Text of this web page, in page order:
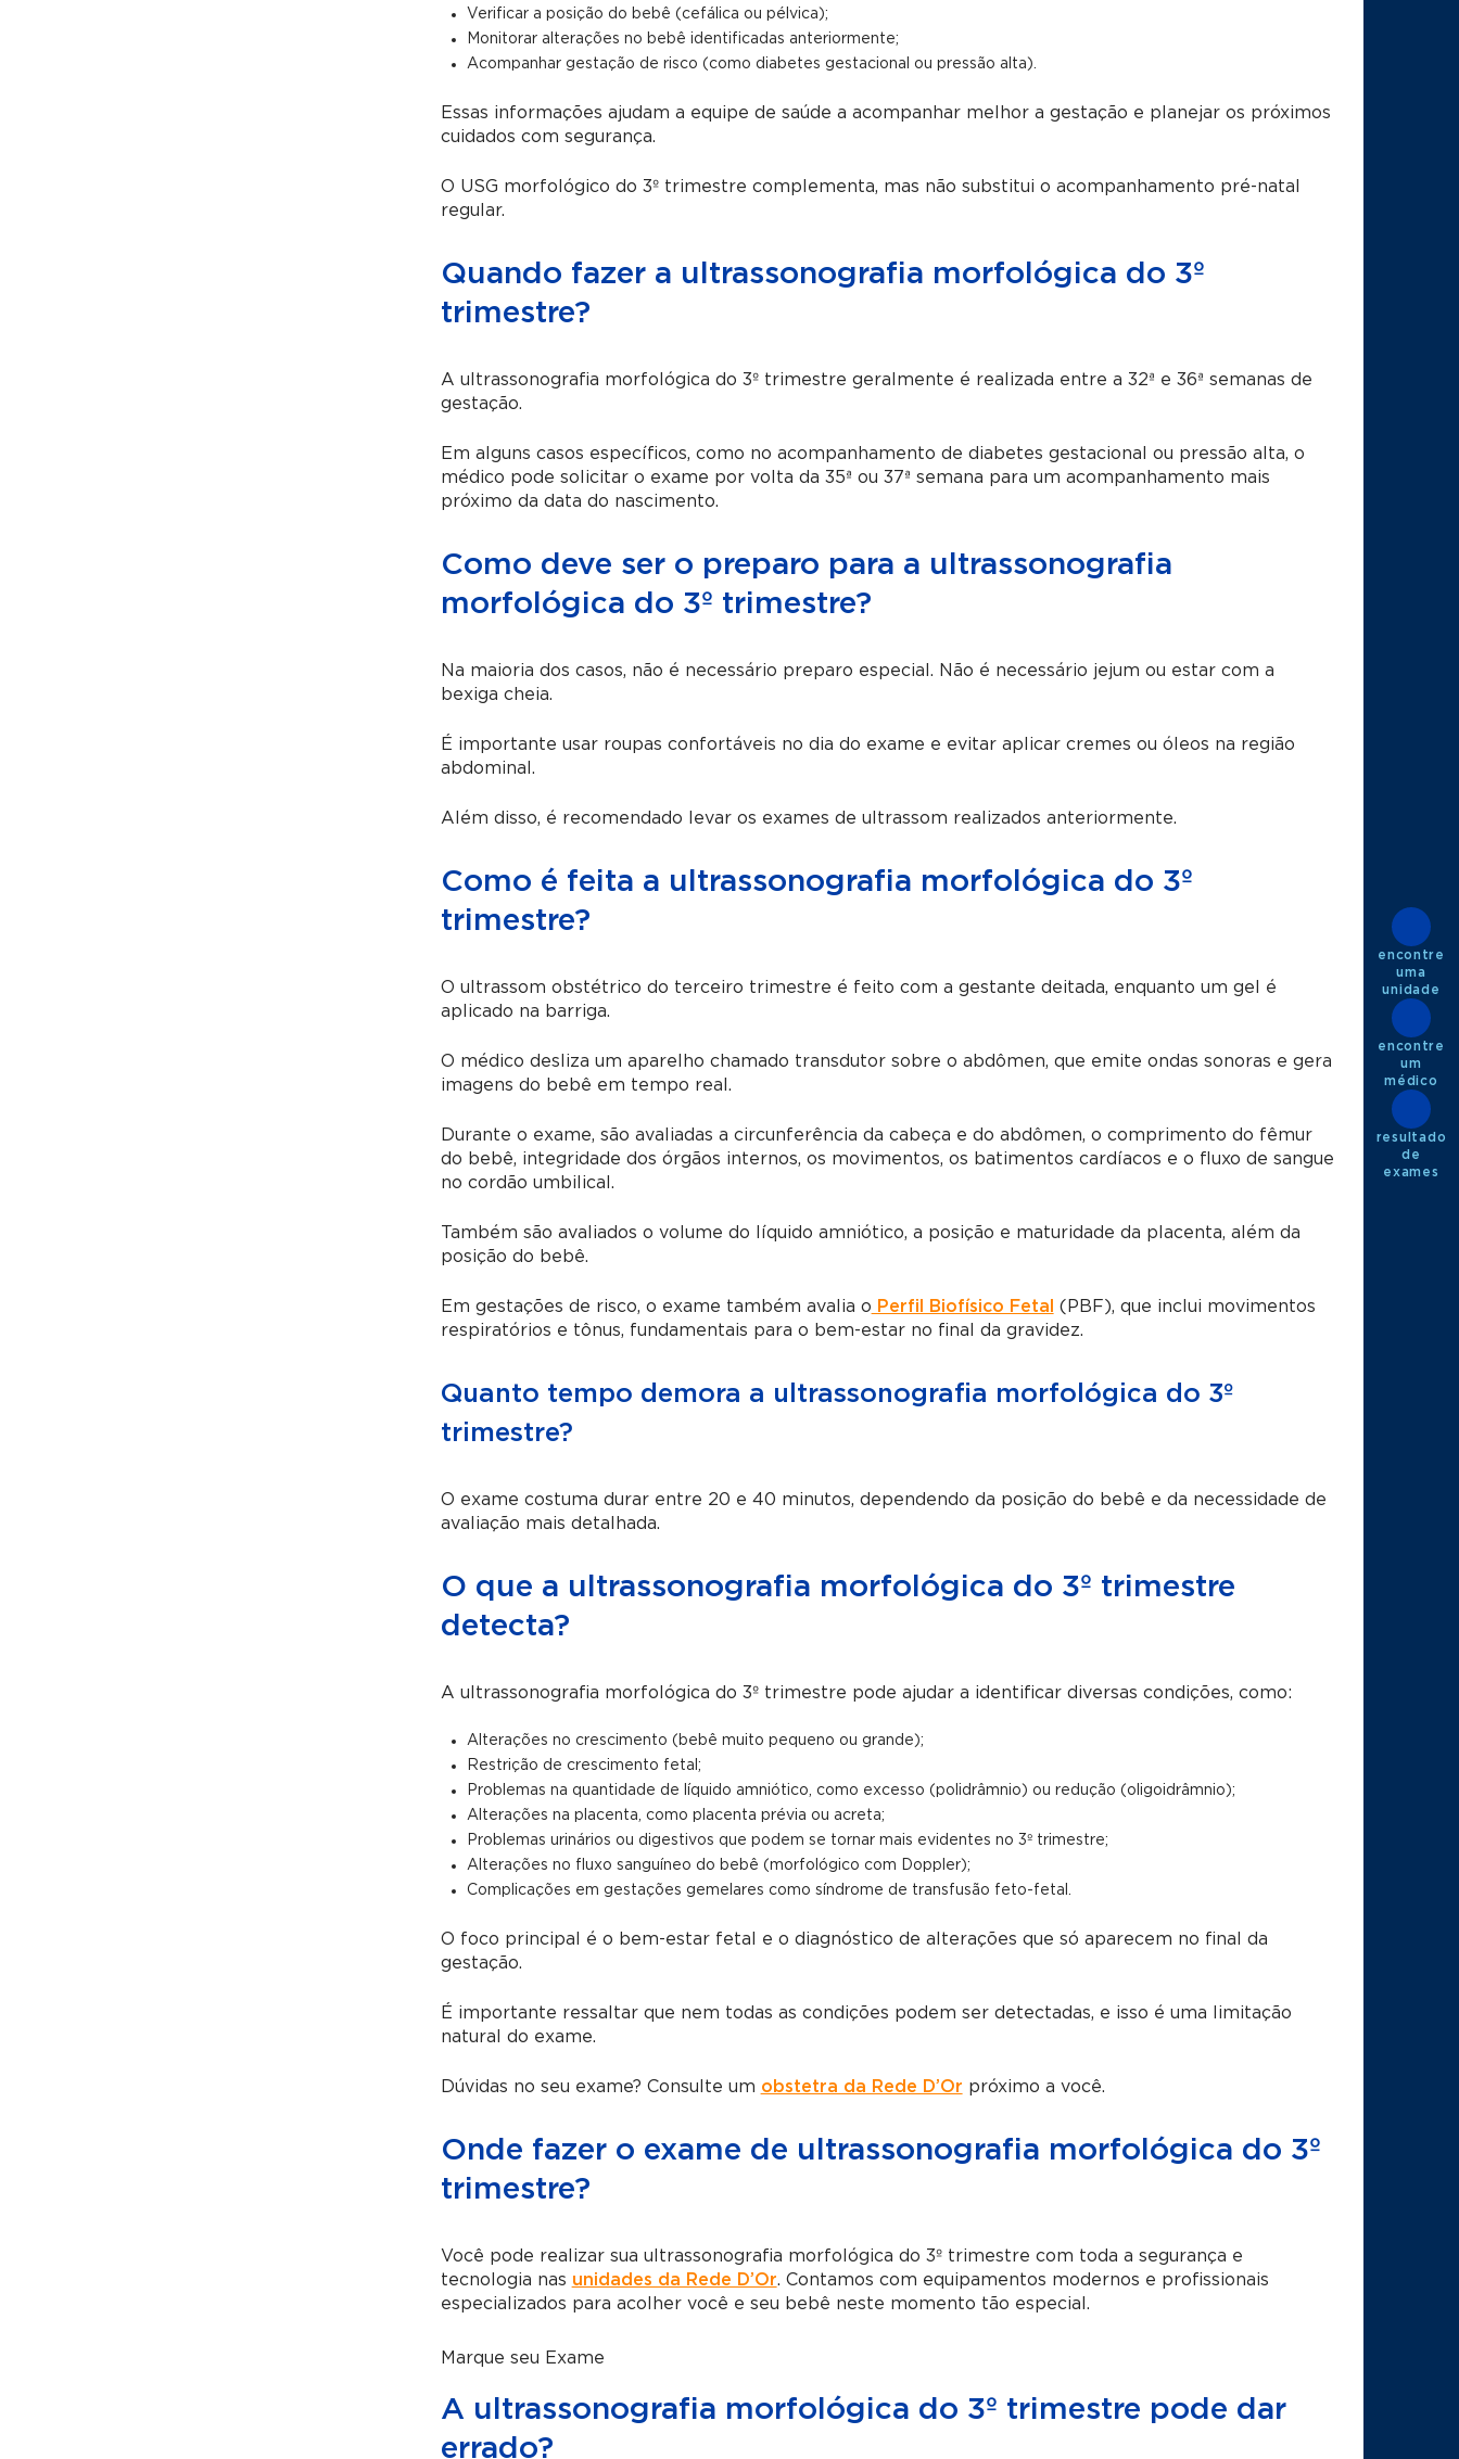
Verificar a posição do bebê (cefálica ou pélvica);
Monitorar alterações no bebê identificadas anteriormente;
Acompanhar gestação de risco (como diabetes gestacional ou pressão alta).
Essas informações ajudam a equipe de saúde a acompanhar melhor a gestação e planejar os próximos
cuidados com segurança.
O USG morfológico do 3º trimestre complementa, mas não substitui o acompanhamento pré-natal
regular.
Quando fazer a ultrassonografia morfológica do 3º
trimestre?
A ultrassonografia morfológica do 3º trimestre geralmente é realizada entre a 32ª e 36ª semanas de
gestação.
Em alguns casos específicos, como no acompanhamento de diabetes gestacional ou pressão alta, o
médico pode solicitar o exame por volta da 35ª ou 37ª semana para um acompanhamento mais
próximo da data do nascimento.
Como deve ser o preparo para a ultrassonografia
morfológica do 3º trimestre?
Na maioria dos casos, não é necessário preparo especial. Não é necessário jejum ou estar com a
bexiga cheia.
É importante usar roupas confortáveis no dia do exame e evitar aplicar cremes ou óleos na região
abdominal.
Além disso, é recomendado levar os exames de ultrassom realizados anteriormente.
Como é feita a ultrassonografia morfológica do 3º
trimestre?
O ultrassom obstétrico do terceiro trimestre é feito com a gestante deitada, enquanto um gel é
aplicado na barriga.
O médico desliza um aparelho chamado transdutor sobre o abdômen, que emite ondas sonoras e gera
imagens do bebê em tempo real.
Durante o exame, são avaliadas a circunferência da cabeça e do abdômen, o comprimento do fêmur
do bebê, integridade dos órgãos internos, os movimentos, os batimentos cardíacos e o fluxo de sangue
no cordão umbilical.
Também são avaliados o volume do líquido amniótico, a posição e maturidade da placenta, além da
posição do bebê.
Em gestações de risco, o exame também avalia o Perfil Biofísico Fetal
(PBF), que inclui movimentos
respiratórios e tônus, fundamentais para o bem-estar no final da gravidez.
Quanto tempo demora a ultrassonografia morfológica do 3º
trimestre?
O exame costuma durar entre 20 e 40 minutos, dependendo da posição do bebê e da necessidade de
avaliação mais detalhada.
O que a ultrassonografia morfológica do 3º trimestre
detecta?
A ultrassonografia morfológica do 3º trimestre pode ajudar a identificar diversas condições, como:
Alterações no crescimento (bebê muito pequeno ou grande);
Restrição de crescimento fetal;
Problemas na quantidade de líquido amniótico, como excesso (polidrâmnio) ou redução (oligoidrâmnio);
Alterações na placenta, como placenta prévia ou acreta;
Problemas urinários ou digestivos que podem se tornar mais evidentes no 3º trimestre;
Alterações no fluxo sanguíneo do bebê (morfológico com Doppler);
Complicações em gestações gemelares como síndrome de transfusão feto-fetal.
O foco principal é o bem-estar fetal e o diagnóstico de alterações que só aparecem no final da
gestação.
É importante ressaltar que nem todas as condições podem ser detectadas, e isso é uma limitação
natural do exame.
Dúvidas no seu exame? Consulte um obstetra da Rede D’Or próximo a você.
Onde fazer o exame de ultrassonografia morfológica do 3º
trimestre?
Você pode realizar sua ultrassonografia morfológica do 3º trimestre com toda a segurança e
tecnologia nas unidades da Rede D’Or. Contamos com equipamentos modernos e profissionais
especializados para acolher você e seu bebê neste momento tão especial.
Marque seu Exame
A ultrassonografia morfológica do 3º trimestre pode dar
errado?
encontre
uma
unidade
encontre
um
médico
resultado
de
exames